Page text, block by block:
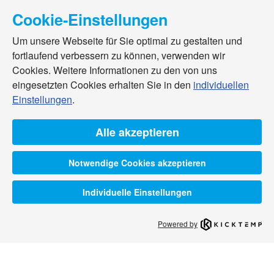
Cookie-Einstellungen
Um unsere Webseite für Sie optimal zu gestalten und
fortlaufend verbessern zu können, verwenden wir
Cookies. Weitere Informationen zu den von uns
eingesetzten Cookies erhalten Sie in den individuellen
Einstellungen.
Alle akzeptieren
Notwendige Cookies akzeptieren
Individuelle Einstellungen
Powered by